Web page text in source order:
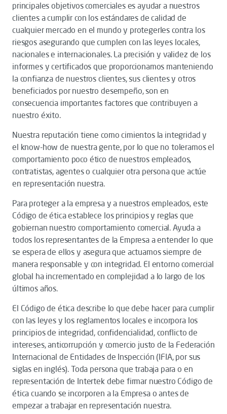
principales objetivos comerciales es ayudar a nuestros
clientes a cumplir con los estándares de calidad de
cualquier mercado en el mundo y protegerles contra los
riesgos asegurando que cumplen con las leyes locales,
nacionales e internacionales. La precisión y validez de los
informes y certificados que proporcionamos manteniendo
la confianza de nuestros clientes, sus clientes y otros
beneficiados por nuestro desempeño, son en
consecuencia importantes factores que contribuyen a
nuestro éxito.
Nuestra reputación tiene como cimientos la integridad y
el know-how de nuestra gente, por lo que no toleramos el
comportamiento poco ético de nuestros empleados,
contratistas, agentes o cualquier otra persona que actúe
en representación nuestra.
Para proteger a la empresa y a nuestros empleados, este
Código de ética establece los principios y reglas que
gobiernan nuestro comportamiento comercial. Ayuda a
todos los representantes de la Empresa a entender lo que
se espera de ellos y asegura que actuamos siempre de
manera responsable y con integridad. El entorno comercial
global ha incrementado en complejidad a lo largo de los
últimos años.
El Código de ética describe lo que debe hacer para cumplir
con las leyes y los reglamentos locales e incorpora los
principios de integridad, confidencialidad, conflicto de
intereses, anticorrupción y comercio justo de la Federación
Internacional de Entidades de Inspección (IFIA, por sus
siglas en inglés). Toda persona que trabaja para o en
representación de Intertek debe firmar nuestro Código de
ética cuando se incorporen a la Empresa o antes de
empezar a trabajar en representación nuestra.